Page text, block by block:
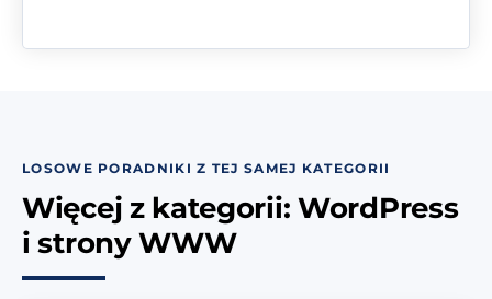
LOSOWE PORADNIKI Z TEJ SAMEJ KATEGORII
Więcej z kategorii: WordPress
i strony WWW